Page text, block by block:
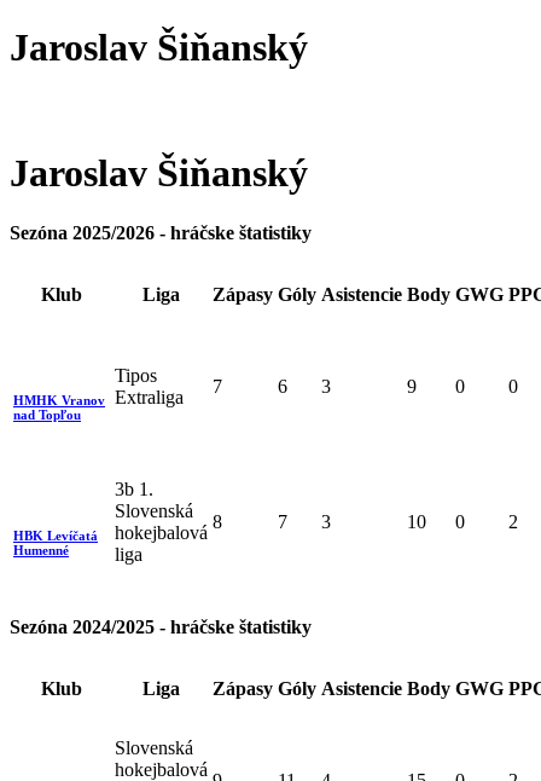
Jaroslav Šiňanský
Jaroslav Šiňanský
Sezóna 2025/2026 - hráčske štatistiky
Klub Liga Zápasy Góly Asistencie Body GWG
HMHK Vranov
nad Topľou
Tipos
Extraliga
7 6 3 9 0 0
HBK Levíčatá
Humenné
3b 1.
Slovenská
hokejbalová
liga
8 7 3 10 0 2
Sezóna 2024/2025 - hráčske štatistiky
Klub Liga Zápasy Góly Asistencie Body GWG
Slovenská
hokejbalová